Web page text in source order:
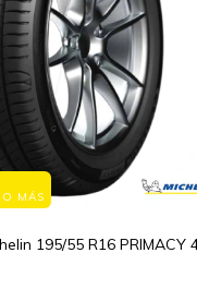
MÁS
195/55 R16 PRIMACY